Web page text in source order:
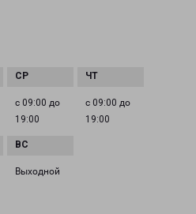
с 09:00 до
19:00
с 09:00 до
19:00
Выходной